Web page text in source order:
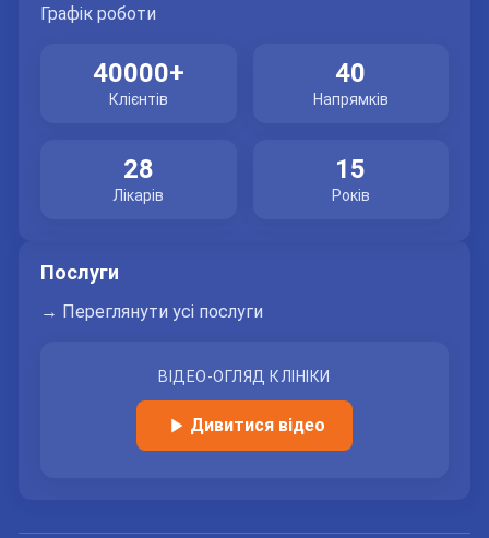
Графік роботи
40000+
Клієнтів
40
Напрямків
28
Лікарів
15
Років
Послуги
→ Переглянути усі послуги
ВІДЕО-ОГЛЯД КЛІНІКИ
Дивитися відео